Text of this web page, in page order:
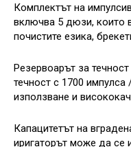
Комплектът на
включва 5 дюзи, които
почистите езика,
Резервоарът за
течност с 1700 импулса
използване и
Капацитетът на
иригаторът може да се